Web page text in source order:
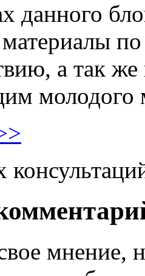
данного
а так
молодого
мнение,